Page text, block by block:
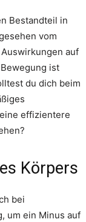
Bestandteil in
vom
auf
ist
du dich beim
effizientere
Körpers
bei
um ein Minus auf